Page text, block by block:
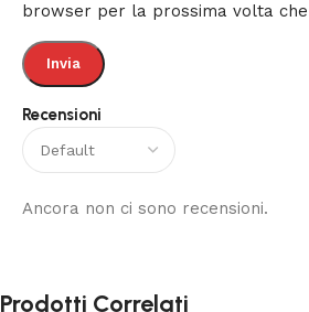
Recensioni
Ancora non ci sono recensioni.
browser per la prossima volta
Prodotti Correlati